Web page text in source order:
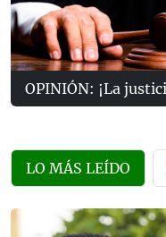
OPINIÓN: ¡La
LO MÁS LEÍDO